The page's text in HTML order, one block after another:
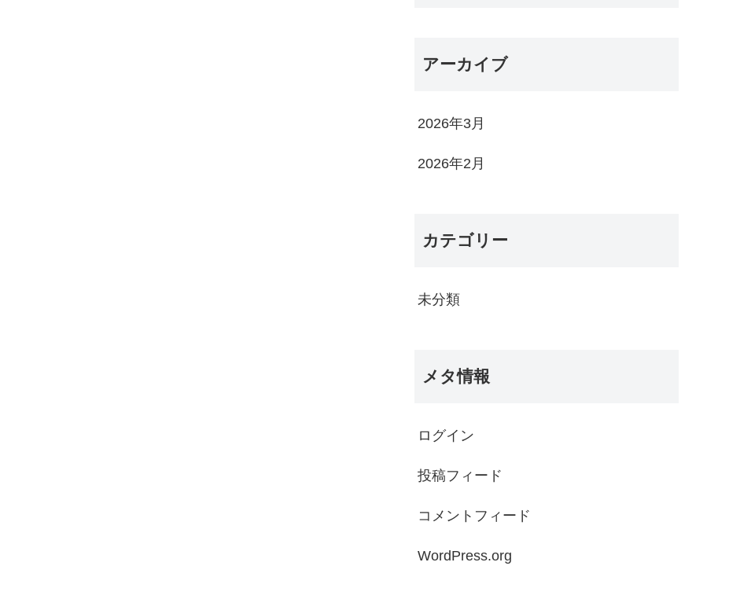
アーカイブ
2026年3月
2026年2月
カテゴリー
未分類
メタ情報
ログイン
投稿フィード
コメントフィード
WordPress.org